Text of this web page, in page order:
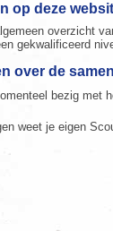
op deze
overzicht
gekwalificeerd
over de
bezig met
weet je eigen